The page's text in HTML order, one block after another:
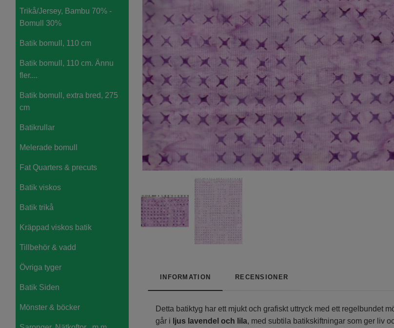
Trikå/Jersey, Bambu 70% -
Bomull 30%
Batik bomull, 110 cm
Batik bomull, 110 cm. Ännu
fler....
Batik bomull, extra bred, 275
cm
Batikrullar
Melerade bomull
Fat Quarters & precuts
Batik viskos
Batik trikå
Kräppad viskos batik
Tillbehör & vadd
Övriga tyger
Batik Siden
Mönster & böcker
INFORMATION RECENSIONER
Detta batiktyg har ett mjukt och grafiskt uttryck med ett regelbundet
går i ljus lavendel och lila, med subtila batikskiftningar som ger liv